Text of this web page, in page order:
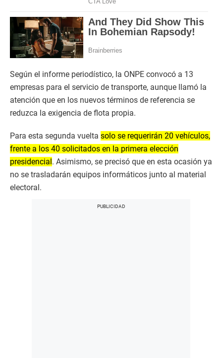
Según el informe periodístico, la ONPE convocó a 13
empresas para el servicio de transporte, aunque llamó la
atención que en los nuevos términos de referencia se
reduzca la exigencia de flota propia.
Para esta segunda vuelta solo se requerirán 20 vehículos,
frente a los 40 solicitados en la primera elección
presidencial . Asimismo, se precisó que en esta ocasión ya
no se trasladarán equipos informáticos junto al material
electoral.